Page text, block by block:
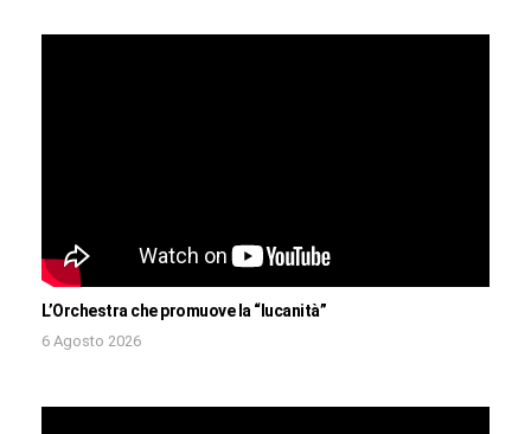
L’Orchestra che promuove la “lucanità”
6 Agosto 2026